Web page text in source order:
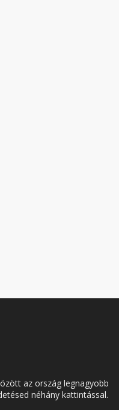
az ország legnagyobb
néhány kattintással.